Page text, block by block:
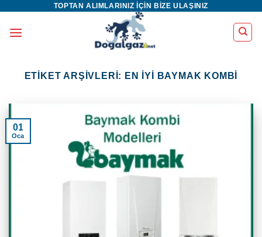
TOPTAN ALIMLARINIZ IÇIN BIZE ULAŞINIZ
ETIKET ARŞIVLERI: EN IYI BAYMAK KOMBI
01
Oca